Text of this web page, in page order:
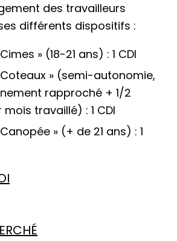
des travailleurs
différents dispositifs :
» (18-21 ans) : 1 CDI
» (semi-autonomie,
rapproché + 1/2
travaillé) : 1 CDI
» (+ de 21 ans) : 1